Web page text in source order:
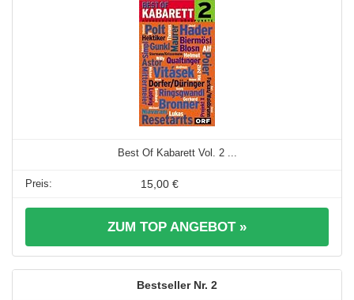
Best Of Kabarett Vol. 2 ...
15,00 €
ZUM TOP ANGEBOT »
2